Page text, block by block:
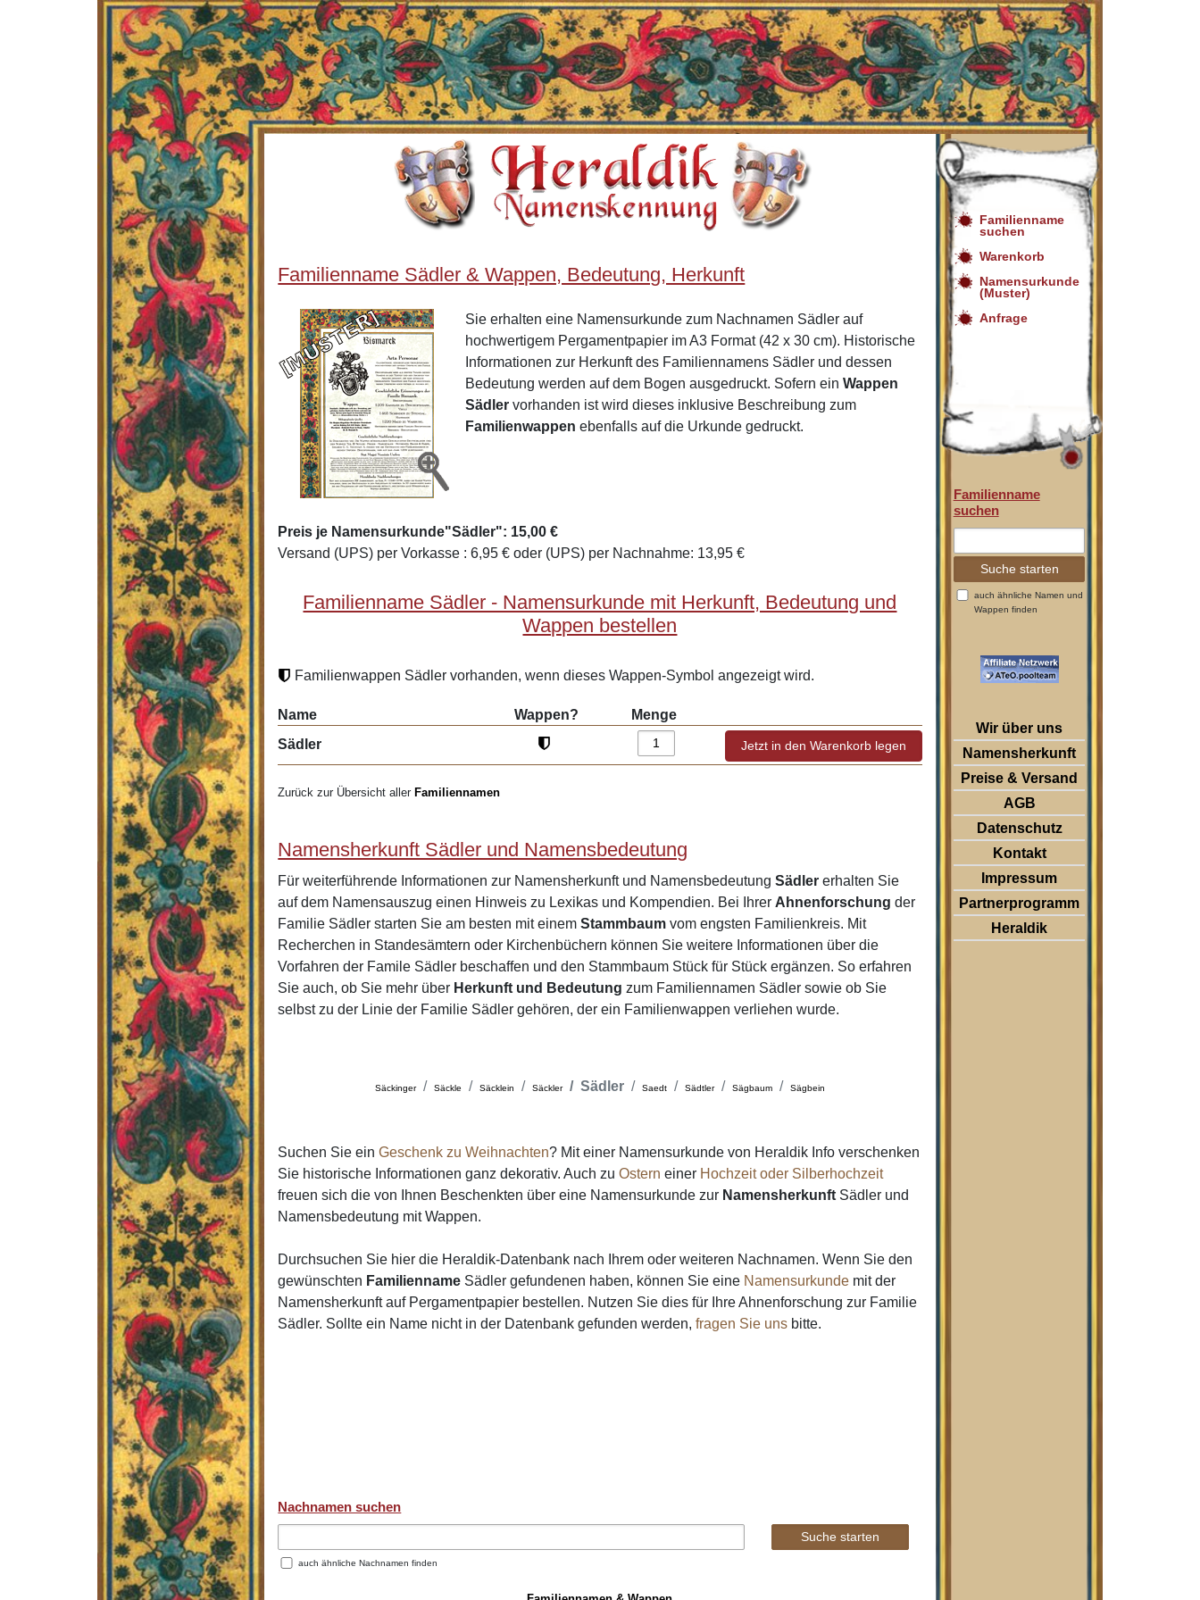
Familienname Sädler & Wappen, Bedeutung, Herkunft
Sie erhalten eine Namensurkunde zum Nachnamen Sädler auf
hochwertigem Pergamentpapier im A3 Format (42 x 30 cm). Historische
Informationen zur Herkunft des Familiennamens Sädler und dessen
Bedeutung werden auf dem Bogen ausgedruckt. Sofern einWappen
Sädler vorhanden ist wird dieses inklusive Beschreibung zum
Familienwappen ebenfalls auf die Urkunde gedruckt.
Preis je Namensurkunde"Sädler": 15,00 €
Versand (UPS) per Vorkasse : 6,95 € oder (UPS) per Nachnahme: 13,95 €
Familienname Sädler - Namensurkunde mit Herkunft, Bedeutung und
Wappen bestellen
Familienwappen Sädler vorhanden, wenn dieses Wappen-Symbol angezeigt wird.
Name Wappen?
Menge
Sädler
Zurück zur Übersicht aller Familiennamen
Namensherkunft Sädler und Namensbedeutung
Für weiterführende Informationen zur Namensherkunft und NamensbedeutungSädler erhalten Sie
auf dem Namensauszug einen Hinweis zu Lexikas und Kompendien. Bei Ihrer Ahnenforschung der
Familie Sädler starten Sie am besten mit einemStammbaum vom engsten Familienkreis. Mit
Recherchen in Standesämtern oder Kirchenbüchern können Sie weitere Informationen über die
Vorfahren der Famile Sädler beschaffen und den Stammbaum Stück für Stück ergänzen. So erfahren
Sie auch, ob Sie mehr über Herkunft und Bedeutung zum Familiennamen Sädler sowie ob Sie
selbst zu der Linie der Familie Sädler gehören, der ein Familienwappen verliehen wurde.
Säckinger Säckle Säcklein Säckler Sädler Saedt Sädtler Sägbaum Sägbein
Suchen Sie einGeschenk zu Weihnachten? Mit einer Namensurkunde von Heraldik Info verschenken
Sie historische Informationen ganz dekorativ. Auch zuOstern einer Hochzeit oder Silberhochzeit
freuen sich die von Ihnen Beschenkten über eine Namensurkunde zur Namensherkunft Sädler und
Namensbedeutung mit Wappen.
Durchsuchen Sie hier die Heraldik-Datenbank nach Ihrem oder weiteren Nachnamen. Wenn Sie den
gewünschten Familienname Sädler gefundenen haben, können Sie eine Namensurkunde mit der
Namensherkunft auf Pergamentpapier bestellen. Nutzen Sie dies für Ihre Ahnenforschung zur Familie
Sädler. Sollte ein Name nicht in der Datenbank gefunden werden,fragen Sie uns bitte.
Nachnamen suchen
auch ähnliche Nachnamen finden
Familienname
suchen
Warenkorb
Namensurkunde
(Muster)
Anfrage
Familienname
suchen
auch ähnliche Namen und
Wappen finden
Wir über uns
Namensherkunft
Preise & Versand
AGB
Datenschutz
Kontakt
Impressum
Partnerprogramm
Heraldik